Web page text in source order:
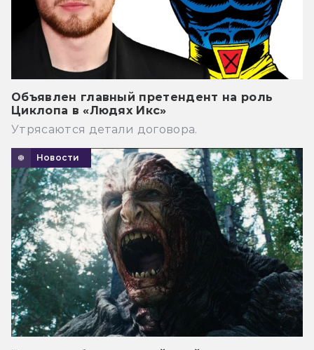
Объявлен главный претендент на роль
Циклопа в «Людях Икс»
Утрясаются детали договора.
Новости